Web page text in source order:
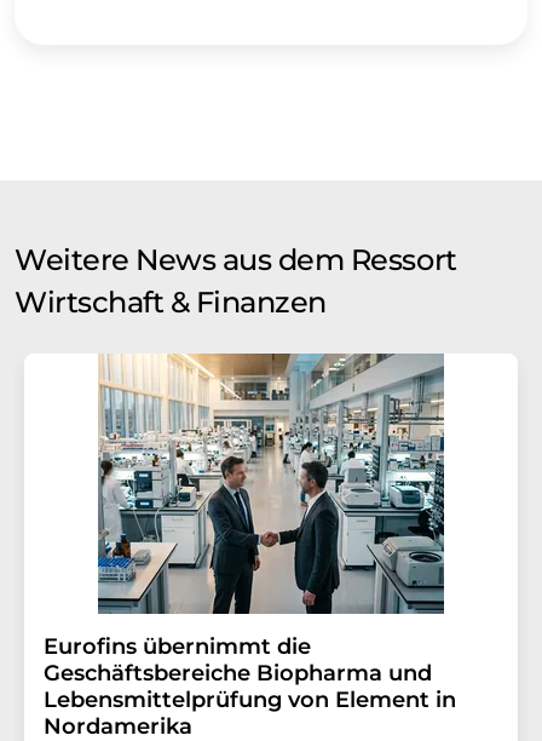
Weitere News aus dem Ressort
Wirtschaft & Finanzen
Eurofins übernimmt die
Geschäftsbereiche Biopharma und
Lebensmittelprüfung von Element in
Nordamerika